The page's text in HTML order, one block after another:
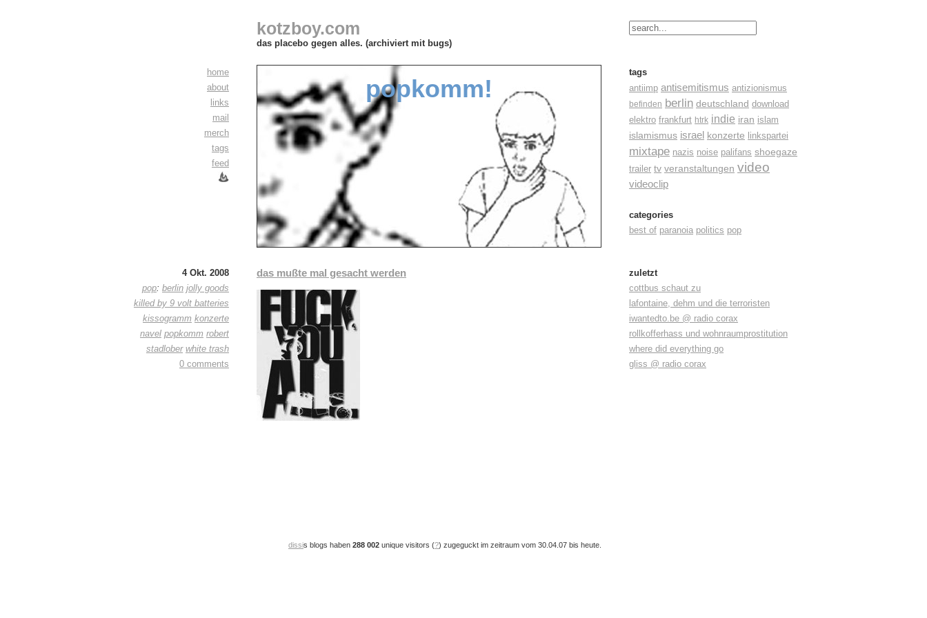
kotzboy.com
das placebo gegen alles. (archiviert mit bugs)
home
about
links
mail
merch
tags
feed
popkomm!
tags
antiimp antisemitismus antizionismus
befinden berlin deutschland download
elektro frankfurt htrk indie iran islam
islamismus israel konzerte linkspartei
mixtape nazis noise palifans shoegaze
trailer tv veranstaltungen video
videoclip
categories
best of paranoia politics pop
4 Okt. 2008
pop: berlin jolly goods
killed by 9 volt batteries
kissogramm konzerte
navel popkomm robert
stadlober white trash
0 comments
das mußte mal gesacht werden
zuletzt
cottbus schaut zu
lafontaine, dehm und die terroristen
iwantedto.be @ radio corax
rollkofferhass und wohnraumprostitution
where did everything go
gliss @ radio corax
dissis blogs haben 288 002 unique visitors (?) zugeguckt im zeitraum vom 30.04.07 bis heute.